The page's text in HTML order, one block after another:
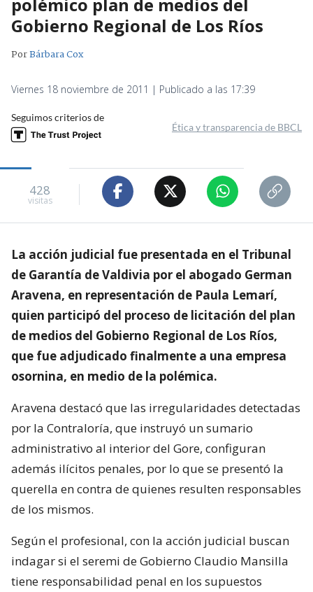
Gobierno Regional de Los Ríos
PorBárbara Cox
Viernes 18 noviembre de 2011 | Publicado a las 17:39
Seguimos criterios de
Ética y transparencia de BBCL
428
visitas
La acción judicial fue presentada en el Tribunal
de Garantía de Valdivia por el abogado German
Aravena, en representación de Paula Lemarí,
quien participó del proceso de licitación del plan
de medios del Gobierno Regional de Los Ríos,
que fue adjudicado finalmente a una empresa
osornina, en medio de la polémica.
Aravena destacó que las irregularidades detectadas
por la Contraloría, que instruyó un sumario
administrativo al interior del Gore, configuran
además ilícitos penales, por lo que se presentó la
querella en contra de quienes resulten responsables
de los mismos.
Según el profesional, con la acción judicial buscan
indagar si el seremi de Gobierno Claudio Mansilla
tiene responsabilidad penal en los supuestos